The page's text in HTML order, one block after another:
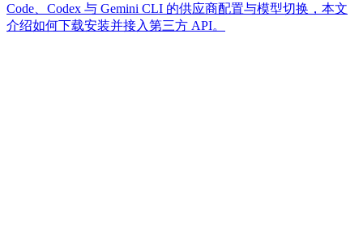
Code、Codex 与 Gemini CLI 的供应商配置与模型切换，本文
介绍如何下载安装并接入第三方 API。